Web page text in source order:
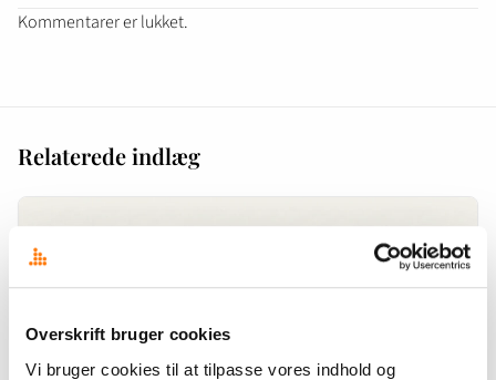
Overskrift bruger cookies
Vi bruger cookies til at tilpasse vores indhold og
Kommentarer er lukket.
Relaterede indlæg